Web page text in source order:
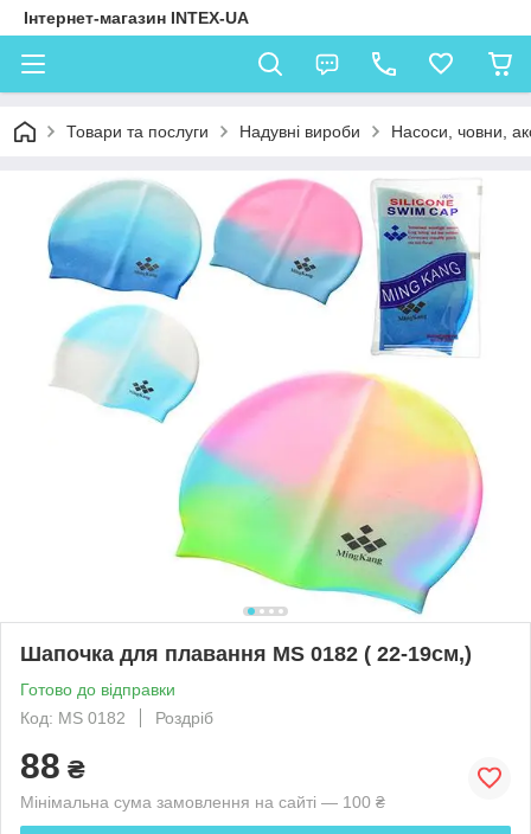
Інтернет-магазин INTEX-UA
Товари та послуги Надувні вироби Насоси, човни,
Шапочка для плавання MS 0182 ( 22-19см,)
Готово до відправки
Код: MS 0182
Роздріб
88 ₴
Мінімальна сума замовлення на сайті — 100 ₴